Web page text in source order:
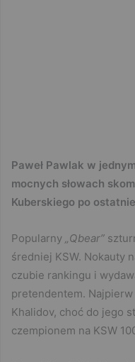
Paweł Pawlak w
mocnych słowach
Kuberskiego po
Popularny „Qbear”
średniej KSW. Nokauty
czubie rankingu i
pretendentem. Najpierw
Khalidov, choć do jego
czempionem na KSW